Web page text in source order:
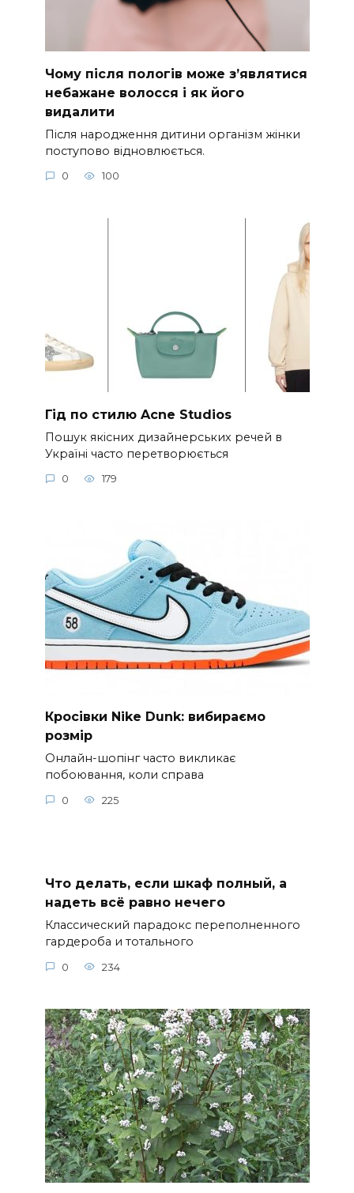
Чому після пологів може з’являтися
небажане волосся і як його
видалити
Після народження дитини організм жінки
поступово відновлюється.
0 100
Гід по стилю Acne Studios
Україні часто перетворюється
0 179
Онлайн-шопінг часто викликає
побоювання, коли справа
0 225
Классический парадокс переполненного
гардероба и тотального
0 234
Секреты богатырского урожая
дайкона или как вырастить